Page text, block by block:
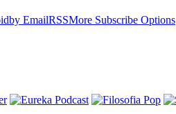
by EmailRSSMore Subscribe Options